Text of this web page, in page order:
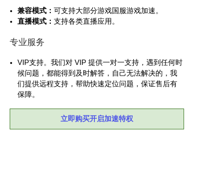
兼容模式： 可支持大部分游戏国服游戏加速。
直播模式： 支持各类直播应用。
专业服务
VIP支持。我们对 VIP 提供一对一支持，遇到任何时
候问题，都能得到及时解答，自己无法解决的，我
们提供远程支持，帮助快速定位问题，保证售后有
保障。
立即购买开启加速特权